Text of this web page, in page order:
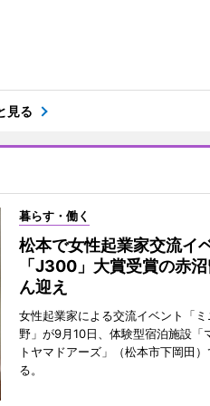
見る
暮らす・働く
松本で女性起業家交流
「J300」大賞受賞の赤
ん迎え
女性起業家による交流イベント「
野」が9月10日、体験型宿泊施設「
トヤマドアーズ」（松本市下岡田
る。